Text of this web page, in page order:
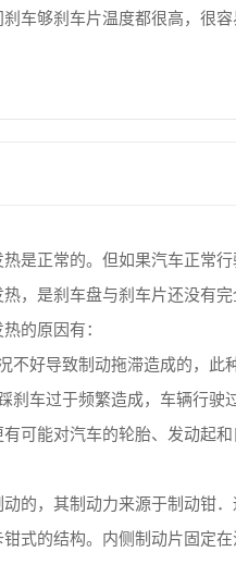
车够刹车片温度都很高，很容
是正常的。但如果汽车正常
，是刹车盘与刹车片还没有
的原因有：
不好导致制动拖滞造成的，
刹车过于频繁造成，车辆行
可能对汽车的轮胎、发动起
的，其制动力来源于制动钳
式的结构。内侧制动片固定